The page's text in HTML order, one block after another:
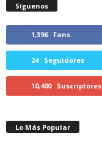
Síguenos
1,396 Fans
24 Seguidores
10,400 Suscriptores
Lo Más Popular